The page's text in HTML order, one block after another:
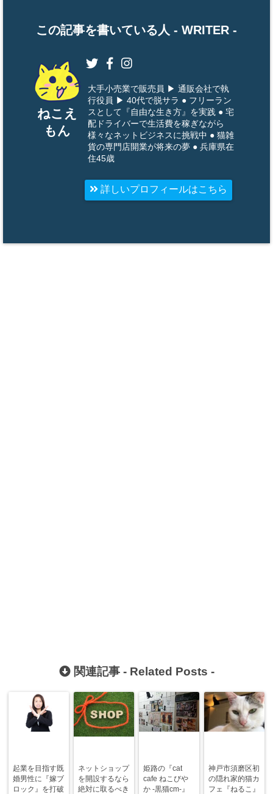
この記事を書いている人 - WRITER -
ねこえ
もん
大手小売業で販売員 ▶ 通販会社で執
行役員 ▶ 40代で脱サラ ● フリーラン
スとして『自由な生き方』を実践 ● 宅
配ドライバーで生活費を稼ぎながら
様々なネットビジネスに挑戦中 ● 猫雑
貨の専門店開業が将来の夢 ● 兵庫県在
住45歳
詳しいプロフィールはこちら
関連記事 - Related Posts -
起業を目指す既
婚男性に『嫁ブ
ロック』を打破
ネットショップ
を開設するなら
絶対に取るべき
姫路の『cat
cafe ねこびや
か -黒猫cm-』
神戸市須磨区初
の隠れ家的猫カ
フェ『ねるこ』